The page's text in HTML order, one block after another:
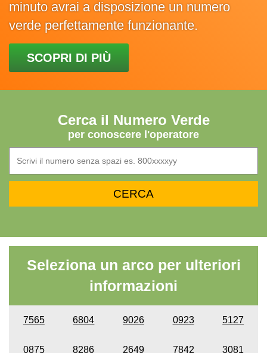
minuto avrai a disposizione un numero
verde perfettamente funzionante.
SCOPRI DI PIÙ
Cerca il Numero Verde
per conoscere l'operatore
Seleziona un arco per ulteriori
informazioni
7565 6804 9026 0923 5127
0875 8286 2649 7842 3081